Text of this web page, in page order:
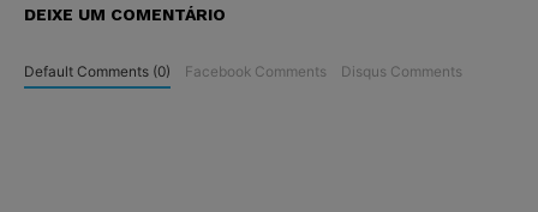
DEIXE UM COMENTÁRIO
Default Comments (0) Facebook Comments Disqus Comments